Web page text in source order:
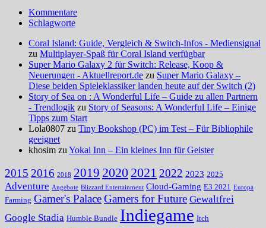
Kommentare
Schlagworte
Coral Island: Guide, Vergleich & Switch-Infos - Mediensignal
zu Multiplayer-Spaß für Coral Island verfügbar
Super Mario Galaxy 2 für Switch: Release, Koop &
Neuerungen - Aktuellreport.de zu Super Mario Galaxy –
Diese beiden Spieleklassiker landen heute auf der Switch (2)
Story of Sea on : A Wonderful Life – Guide zu allen Partnern
- Trendlogik zu Story of Seasons: A Wonderful Life – Einige
Tipps zum Start
Lola0807 zu Tiny Bookshop (PC) im Test – Für Bibliophile
geeignet
khosim zu Yokai Inn – Ein kleines Inn für Geister
2015 2016 2018 2019 2020 2021 2022 2023 2025
Adventure Angebote Blizzard Entertainment Cloud-Gaming E3 2021 Europa
Farming Gamer's PalaceGamers for Future Gewaltfrei
Google Stadia Humble Bundle Indiegame Itch